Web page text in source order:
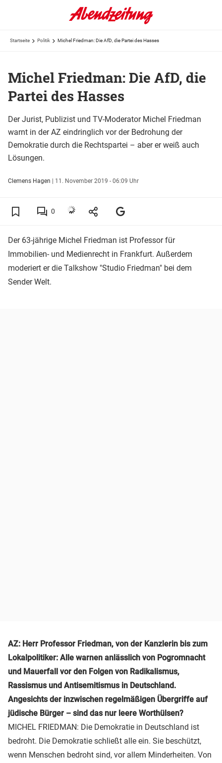
Startseite Politik Michel Friedman: Die AfD, die Partei des Hasses
Michel Friedman: Die AfD, die
Partei des Hasses
Der Jurist, Publizist und TV-Moderator Michel Friedman
warnt in der AZ eindringlich vor der Bedrohung der
Demokratie durch die Rechtspartei – aber er weiß auch
Lösungen.
Clemens Hagen | 11. November 2019 - 06:09 Uhr
0
Der 63-jährige Michel Friedman ist Professor für
Immobilien- und Medienrecht in Frankfurt. Außerdem
moderiert er die Talkshow "Studio Friedman" bei dem
Sender Welt.
AZ: Herr Professor Friedman, von der Kanzlerin bis zum
Lokalpolitiker: Alle warnen anlässlich von Pogromnacht
und Mauerfall vor den Folgen von Radikalismus,
Rassismus und Antisemitismus in Deutschland.
Angesichts der inzwischen regelmäßigen Übergriffe auf
jüdische Bürger – sind das nur leere Worthülsen?
MICHEL FRIEDMAN: Die Demokratie in Deutschland ist
bedroht. Die Demokratie schließt alle ein. Sie beschützt,
wenn Menschen bedroht sind, vor allem Minderheiten. Von